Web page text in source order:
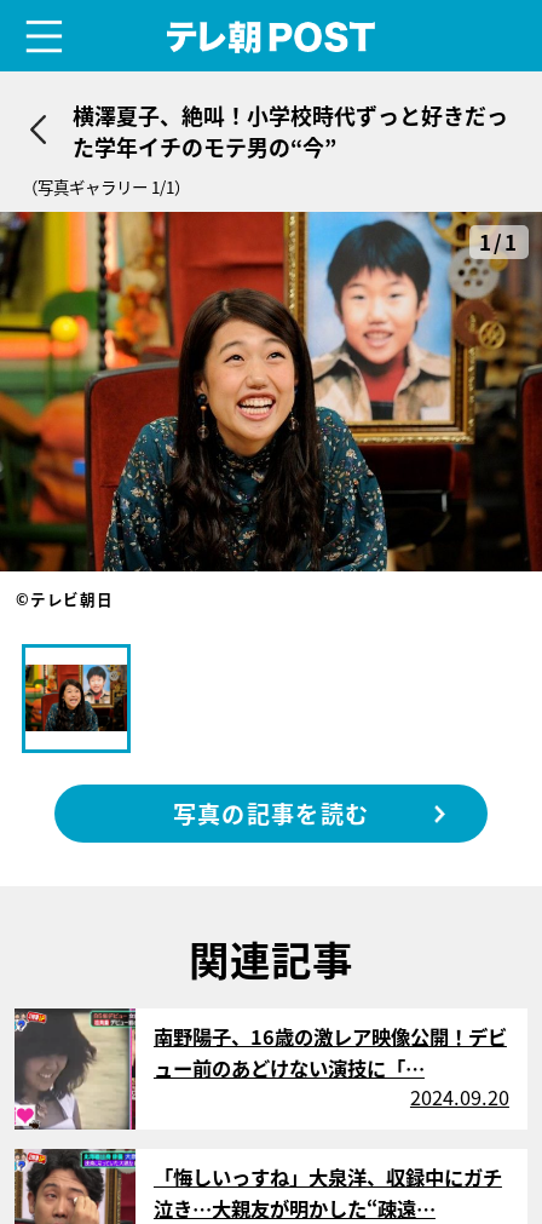
横澤夏子、絶叫！小学校時代ずっと好きだっ
た学年イチのモテ男の“今”
（写真ギャラリー 1/1）
1/1
©テレビ朝日
写真の記事を読む
関連記事
サムネイル
南野陽子、16歳の激レア映像公開！デビ
ュー前のあどけない演技に「…
2024.09.20
サムネイル
「悔しいっすね」大泉洋、収録中にガチ
泣き…大親友が明かした“疎遠…